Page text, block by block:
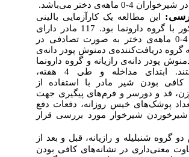
ماهه‌ی دختر می‌باشد.
این مطالعه یک کارآزمایی بالینی
سه سو کور با گروه دارونما بود. 117 مادر دارای
شیرخوار 4-0 ماهه‌ی دختر به صورت تصادفی در
دریافت‌کننده‌ی دمنوش پودر دانه‌ی
پودر دانه‌ی رازیانه و گروه دارونما
قرار گرفتند. ابتدای مداخله و طی 4 هفته،
بودن شیر مادر با استفاده از
و دورسر و فرم‌های پیگیری جهت
پوشک‌های خیس روزانه، دفعات دفع
شیرخوار مورد بررسی قرار
شنبلیله و رازیانه، قبل و بعد از
معنی‌داری در نشانه‌های کافی بودن